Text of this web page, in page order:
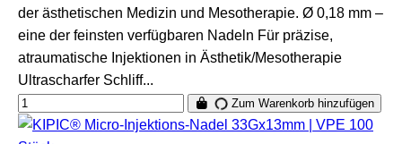
der ästhetischen Medizin und Mesotherapie. Ø 0,18 mm –
eine der feinsten verfügbaren Nadeln Für präzise,
atraumatische Injektionen in Ästhetik/Mesotherapie
Ultrascharfer Schliff...
Zum Warenkorb hinzufügen